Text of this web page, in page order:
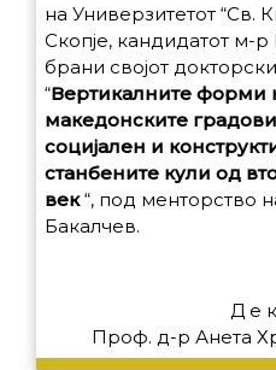
на Универзитетот “Св.
Скопје, кандидатот м-
брани својот
“Вертикалните форми
македонските
социјален и
станбените кули од
век“, под менторство
Бакалчев.
Д е
Проф. д-р Анета